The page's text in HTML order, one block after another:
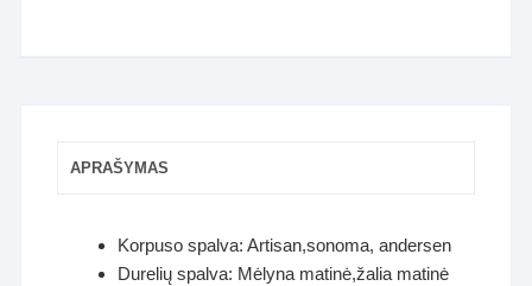
APRAŠYMAS
Korpuso spalva: Artisan,sonoma, andersen
Durelių spalva: Mėlyna matinė,žalia matinė